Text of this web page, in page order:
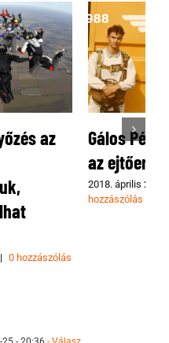
Gálos Péter 30 éve
az ejtőernyőzésben
2018. április 24.
0
hozzászólás